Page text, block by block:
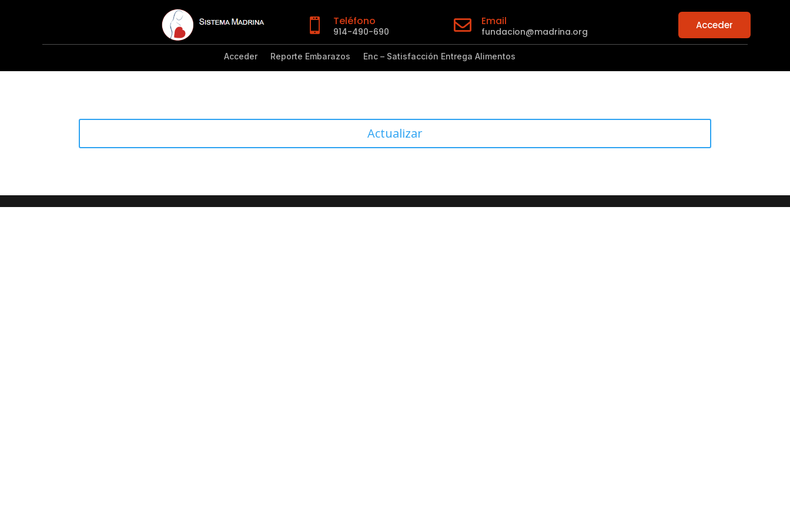
 Teléfono
914-490-690  Email
fundacion@madrina.org
Acceder
Acceder Reporte Embarazos Enc – Satisfacción Entrega Alimentos
Actualizar